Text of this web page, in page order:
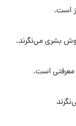
است.
بشری می‌نگرند.
است.